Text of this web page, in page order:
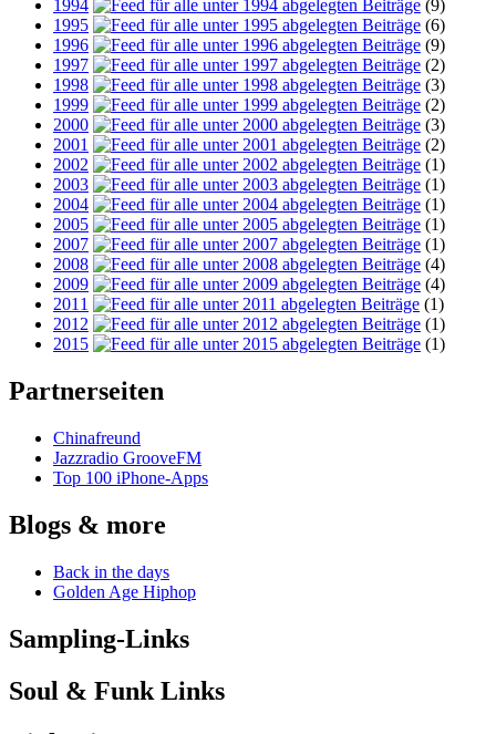
1994
(9)
1995
(6)
1996
(9)
1997
(2)
1998
(3)
1999
(2)
2000
(3)
2001
(2)
2002
(1)
2003
(1)
2004
(1)
2005
(1)
2007
(1)
2008
(4)
2009
(4)
2011
(1)
2012
(1)
2015
(1)
Partnerseiten
Chinafreund
Jazzradio GrooveFM
Top 100 iPhone-Apps
Blogs & more
Back in the days
Golden Age Hiphop
Sampling-Links
Soul & Funk Links